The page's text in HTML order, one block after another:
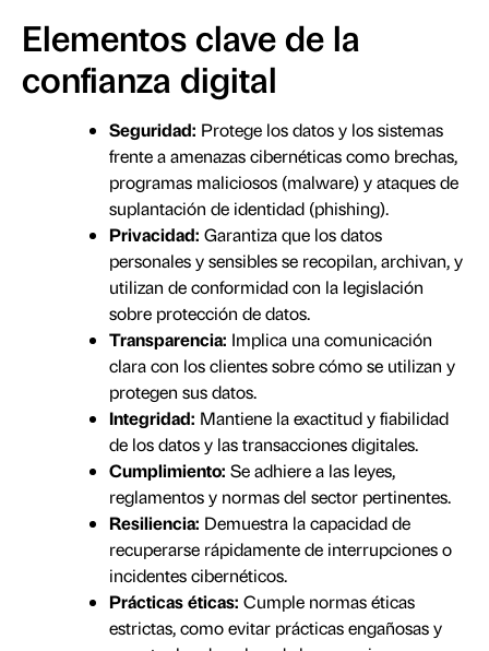
Elementos clave de la
confianza digital
Seguridad: Protege los datos y los sistemas
frente a amenazas cibernéticas como brechas,
programas maliciosos (malware) y ataques de
suplantación de identidad (phishing).
Privacidad: Garantiza que los datos
personales y sensibles se recopilan, archivan, y
utilizan de conformidad con la legislación
sobre protección de datos.
Transparencia: Implica una comunicación
clara con los clientes sobre cómo se utilizan y
protegen sus datos.
Integridad: Mantiene la exactitud y fiabilidad
de los datos y las transacciones digitales.
Cumplimiento: Se adhiere a las leyes,
reglamentos y normas del sector pertinentes.
Resiliencia: Demuestra la capacidad de
recuperarse rápidamente de interrupciones o
incidentes cibernéticos.
Prácticas éticas: Cumple normas éticas
estrictas, como evitar prácticas engañosas y